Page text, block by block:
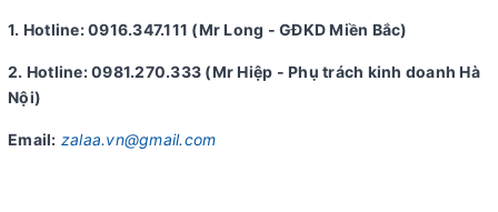
1. Hotline: 0916.347.111 (Mr Long - GĐKD Miền Bắc)
2. Hotline: 0981.270.333 (Mr Hiệp - Phụ trách kinh doanh Hà
Nội)
Email: zalaa.vn@gmail.com